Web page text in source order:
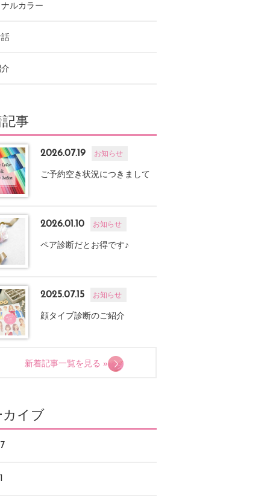
ルカラー
事
2026.07.19 お知らせ
ご予約空き状況につきまして
2026.01.10 お知らせ
ペア診断だとお得です♪
2025.07.15 お知らせ
顔タイプ診断のご紹介
新着記事一覧を見る »
カイブ